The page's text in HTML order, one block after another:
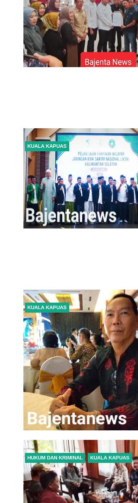
KUALA KAPUAS
KUALA KAPUAS
HUKUM DAN KRIMINAL KUALA KAPUAS